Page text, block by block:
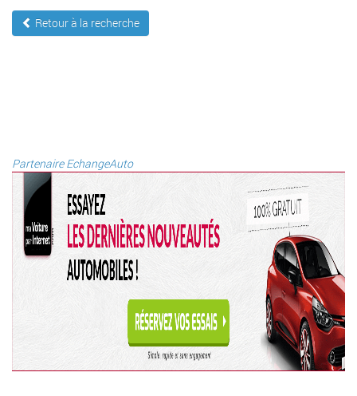
Retour à la recherche
Partenaire EchangeAuto